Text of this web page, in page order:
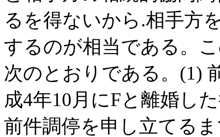
るを得ないから.相手方
するのが相当である。
次のとおりである。(1)
成4年10月にFと離婚し
前件調停を申し立てる